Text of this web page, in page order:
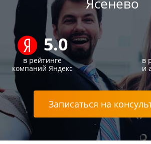
5.0
в рейтинге
компаний Яндекс
в
и
Записаться на